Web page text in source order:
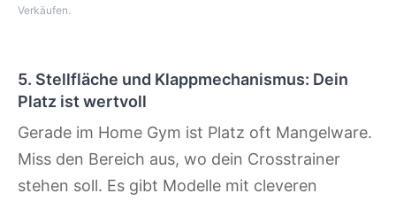
Verkäufen.
5. Stellfläche und Klappmechanismus: Dein
Platz ist wertvoll
Gerade im Home Gym ist Platz oft Mangelware.
Miss den Bereich aus, wo dein Crosstrainer
stehen soll. Es gibt Modelle mit cleveren